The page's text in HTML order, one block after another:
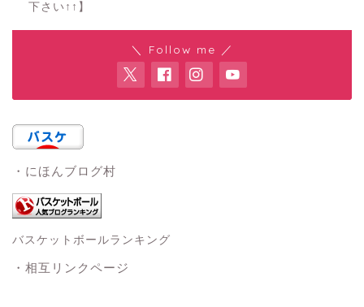
下さい↑↑】
＼ Follow me ／
・にほんブログ村
バスケットボールランキング
・相互リンクページ